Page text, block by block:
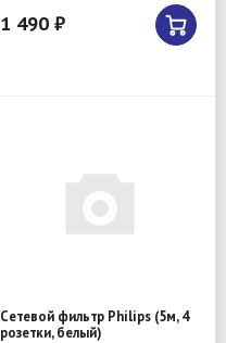
1 490 ₽
Сетевой фильтр Philips (5м, 4
розетки, белый)